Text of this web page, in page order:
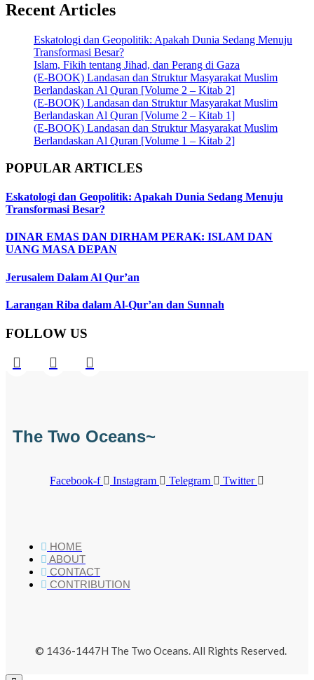
Recent Articles
Eskatologi dan Geopolitik: Apakah Dunia Sedang Menuju
Transformasi Besar?
Islam, Fikih tentang Jihad, dan Perang di Gaza
(E-BOOK) Landasan dan Struktur Masyarakat Muslim
Berlandaskan Al Quran [Volume 2 – Kitab 2]
(E-BOOK) Landasan dan Struktur Masyarakat Muslim
Berlandaskan Al Quran [Volume 2 – Kitab 1]
(E-BOOK) Landasan dan Struktur Masyarakat Muslim
Berlandaskan Al Quran [Volume 1 – Kitab 2]
POPULAR ARTICLES
Eskatologi dan Geopolitik: Apakah Dunia Sedang Menuju
Transformasi Besar?
DINAR EMAS DAN DIRHAM PERAK: ISLAM DAN
UANG MASA DEPAN
Jerusalem Dalam Al Qur’an
Larangan Riba dalam Al-Qur’an dan Sunnah
FOLLOW US
InstagramFacebookTelegram
The Two Oceans~
Facebook-f Instagram Telegram Twitter
HOME
ABOUT
CONTACT
CONTRIBUTION
© 1436-1447H The Two Oceans. All Rights Reserved.